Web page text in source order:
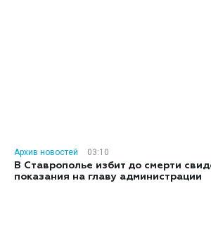
Архив новостей
03:10
В Ставрополье избит до смерти
показания на главу администрации